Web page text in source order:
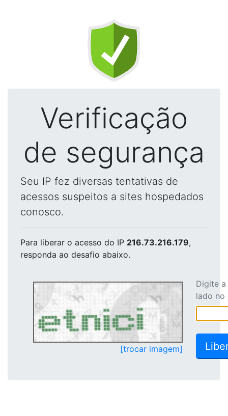
Verificação
de segurança
Seu IP fez diversas tentativas de
acessos suspeitos a sites hospedados
conosco.
Para liberar o acesso do IP 216.73.216.179,
responda ao desafio abaixo.
[trocar imagem]
Digite
lado no